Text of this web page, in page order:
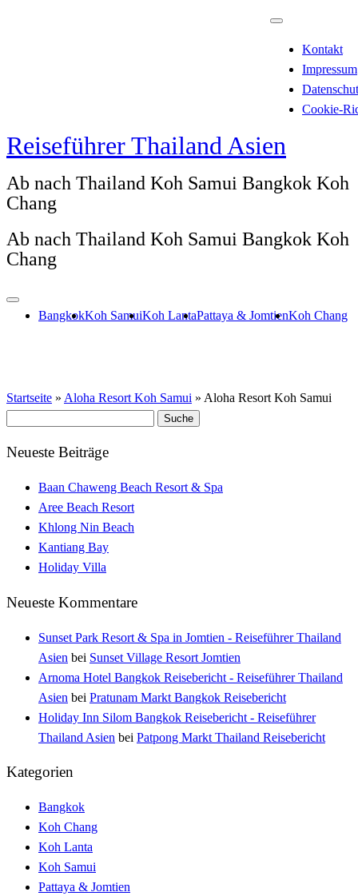
Kontakt
Impressum
Cookie-
Reiseführer Thailand Asien
Ab nach Thailand Koh Samui Bangkok Koh
Chang
Ab nach Thailand Koh Samui Bangkok Koh
Chang
BangkokKoh SamuiKoh LantaPattaya & JomtienKoh Chang
Startseite » Aloha Resort Koh Samui » Aloha Resort Koh Samui
Neueste Beiträge
Baan Chaweng Beach Resort & Spa
Aree Beach Resort
Khlong Nin Beach
Kantiang Bay
Holiday Villa
Neueste Kommentare
Sunset Park Resort & Spa in Jomtien - Reiseführer Thailand
Asien bei Sunset Village Resort Jomtien
Arnoma Hotel Bangkok Reisebericht - Reiseführer Thailand
Asien bei Pratunam Markt Bangkok Reisebericht
Holiday Inn Silom Bangkok Reisebericht - Reiseführer
Thailand Asien bei Patpong Markt Thailand Reisebericht
Kategorien
Bangkok
Koh Chang
Koh Lanta
Koh Samui
Pattaya & Jomtien